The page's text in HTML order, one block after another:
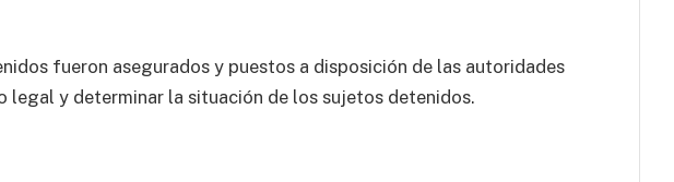
fueron asegurados y puestos a disposición de las autoridades
legal y determinar la situación de los sujetos detenidos.